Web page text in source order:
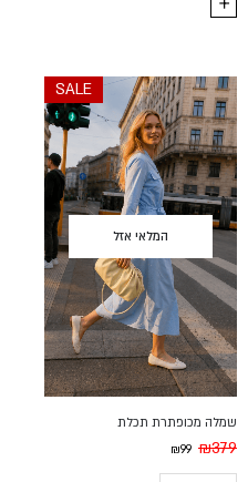
המלאי אזל
SALE
שמלה מכופתרת תכלת
₪379
₪99